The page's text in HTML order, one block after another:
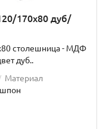
170х80 дуб/
столешница - МДФ
дуб..
Материал